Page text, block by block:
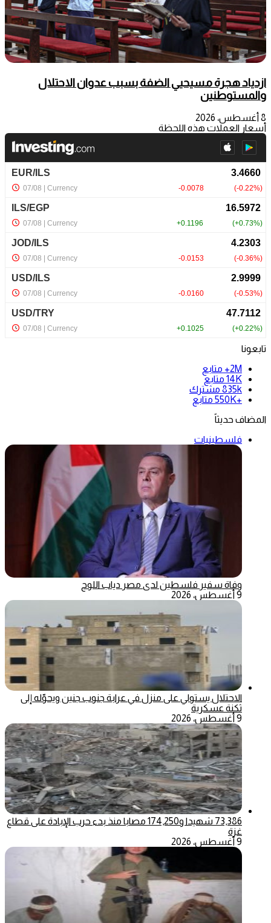
ازدياد هجرة مسيحيي الضفة بسبب عدوان الاحتلال
والمستوطنين
8 أغسطس، 2026
أسعار العملات هذه اللحظة
تابعونا
2M+
متابع
14K متابع
835k مشترك
+550K
متابع
المضاف حديثاً
فلسطينيات
وفاة سفير فلسطين لدى مصر دياب اللوح
9 أغسطس، 2026
الاحتلال يستولي على منزل في عرابة جنوب جنين ويحوّله إلى
ثكنة عسكرية
9 أغسطس، 2026
73,386 شهيدا و174,250 مصابا منذ بدء حرب الإبادة على قطاع
غزة
9 أغسطس، 2026